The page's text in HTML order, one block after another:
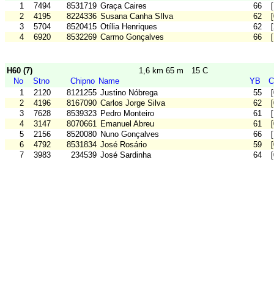
1
7494 8531719 Graça Caires 66
2
4195 8224336 Susana Canha SIlva 62
3
5704 8520415 Otília Henriques 62
4
6920 8532269 Carmo Gonçalves 66
H60 (7) 1,6 km 65 m
15 C
No
Stno Chipno Name YB
1
2120 8121255 Justino Nóbrega 55
2
4196 8167090 Carlos Jorge Silva 62
3
7628 8539323 Pedro Monteiro 61
4
3147 8070661 Emanuel Abreu 61
5
2156 8520080 Nuno Gonçalves 66
6
4792 8531834 José Rosário 59
7
3983 234539 José Sardinha 64